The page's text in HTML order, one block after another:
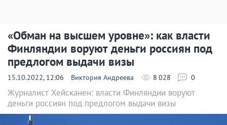
«Обман на высшем уровне»: как власти
Финляндии воруют деньги россиян под
предлогом выдачи визы
15.10.2022, 12:06 Виктория Андреева 8 028 0
Журналист Хейсканен: власти Финляндии воруют
деньги россиян под предлогом выдачи визы